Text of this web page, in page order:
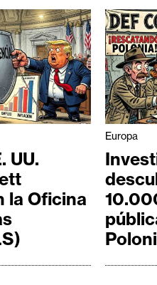
UU.
la Oficina
Europa